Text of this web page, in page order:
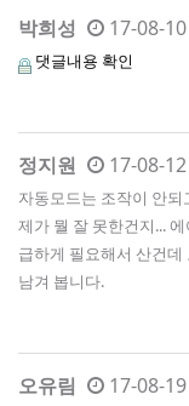
박희성 17-08-
댓글내용 확인
정지원 17-08-
자동모드는 조작이 안
제가 뭘 잘 못한건지...
급하게 필요해서 산건
남겨 봅니다.
오유림 17-08-